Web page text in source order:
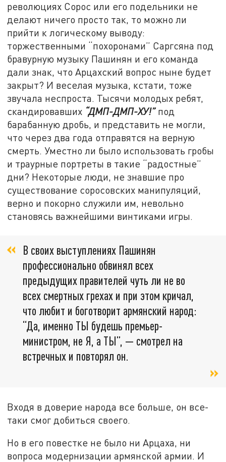
революциях Сорос или его подельники не
делают ничего просто так, то можно ли
прийти к логическому выводу:
торжественными “похоронами” Саргсяна под
бравурную музыку Пашинян и его команда
дали знак, что Арцахский вопрос ныне будет
закрыт? И веселая музыка, кстати, тоже
звучала неспроста. Тысячи молодых ребят,
скандировавших “ДМП-ДМП-ХУ!”под
барабанную дробь, и представить не могли,
что через два года отправятся на верную
смерть. Уместно ли было использовать гробы
и траурные портреты в такие “радостные”
дни? Некоторые люди, не знавшие про
существование соросовских манипуляций,
верно и покорно служили им, невольно
становясь важнейшими винтиками игры.
В своих выступлениях Пашинян
профессионально обвинял всех
предыдущих правителей чуть ли не во
всех смертных грехах и при этом кричал,
что любит и боготворит армянский народ:
“Да, именно ТЫ будешь премьер-
министром, не Я, а ТЫ”, — смотрел на
встречных и повторял он.
Входя в доверие народа все больше, он все-
таки смог добиться своего.
Но в его повестке не было ни Арцаха, ни
вопроса модернизации армянской армии. И